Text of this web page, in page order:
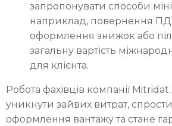
запропонувати способи
наприклад, повернення
оформлення знижок або
загальну вартість
для клієнта.
Робота фахівців компанії
уникнути зайвих витрат,
оформлення вантажу та стане